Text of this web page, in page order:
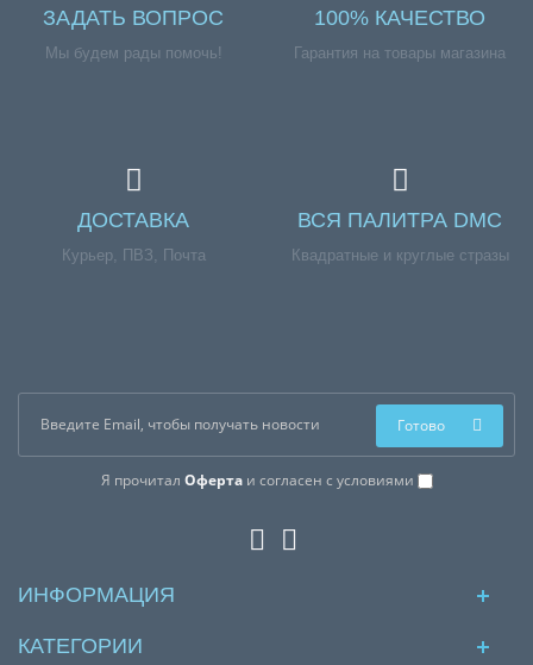
ЗАДАТЬ ВОПРОС
Мы будем рады помочь!
100% КАЧЕСТВО
Гарантия на товары магазина
ДОСТАВКА
Курьер, ПВЗ, Почта
ВСЯ ПАЛИТРА DMC
Квадратные и круглые стразы
Я прочитал Офертаи согласен с условиями
Готово
ИНФОРМАЦИЯ
КАТЕГОРИИ